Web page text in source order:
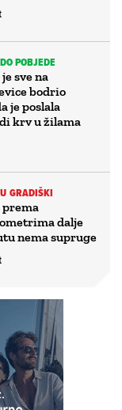
POBJEDE
sve na
bodrio
je poslala
krv u žilama
GRADIŠKI
dalje
nema supruge